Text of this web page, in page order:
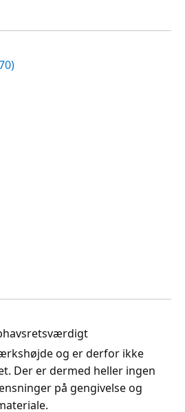
og er derfor ikke
Der er dermed heller ingen
på gengivelse og